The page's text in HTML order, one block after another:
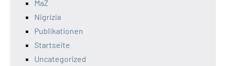
MaZ
Nigrizia
Publikationen
Startseite
Uncategorized